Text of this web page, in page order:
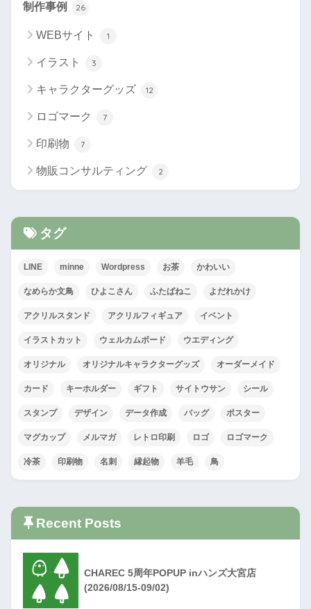
制作事例 26
WEBサイト 1
イラスト 3
キャラクターグッズ 12
ロゴマーク 7
印刷物 7
物販コンサルティング 2
タグ
LINE minne Wordpress お茶 かわいい
なめらか文鳥 ひよこさん ふたばねこ よだれかけ
アクリルスタンド アクリルフィギュア イベント
イラストカット ウェルカムボード ウエディング
オリジナル オリジナルキャラクターグッズ オーダーメイド
カード キーホルダー ギフト サイトウサン シール
スタンプ デザイン データ作成 バッグ ポスター
マグカップ メルマガ レトロ印刷 ロゴ ロゴマーク
冷茶 印刷物 名刺 縁起物 羊毛 鳥
Recent Posts
CHAREC 5周年POPUP inハンズ大宮店
(2026/08/15-09/02)